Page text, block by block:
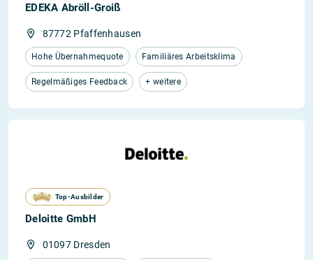
EDEKA Abröll-Groiß
87772 Pfaffenhausen
Hohe Übernahmequote Familiäres Arbeitsklima
Regelmäßiges Feedback + weitere
Top-Ausbilder
Deloitte GmbH
01097 Dresden